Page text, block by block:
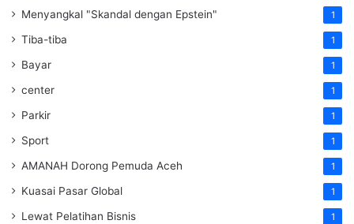
Menyangkal "Skandal dengan Epstein" 1
Tiba-tiba 1
Bayar 1
center 1
Parkir 1
Sport 1
AMANAH Dorong Pemuda Aceh 1
Kuasai Pasar Global 1
Lewat Pelatihan Bisnis 1